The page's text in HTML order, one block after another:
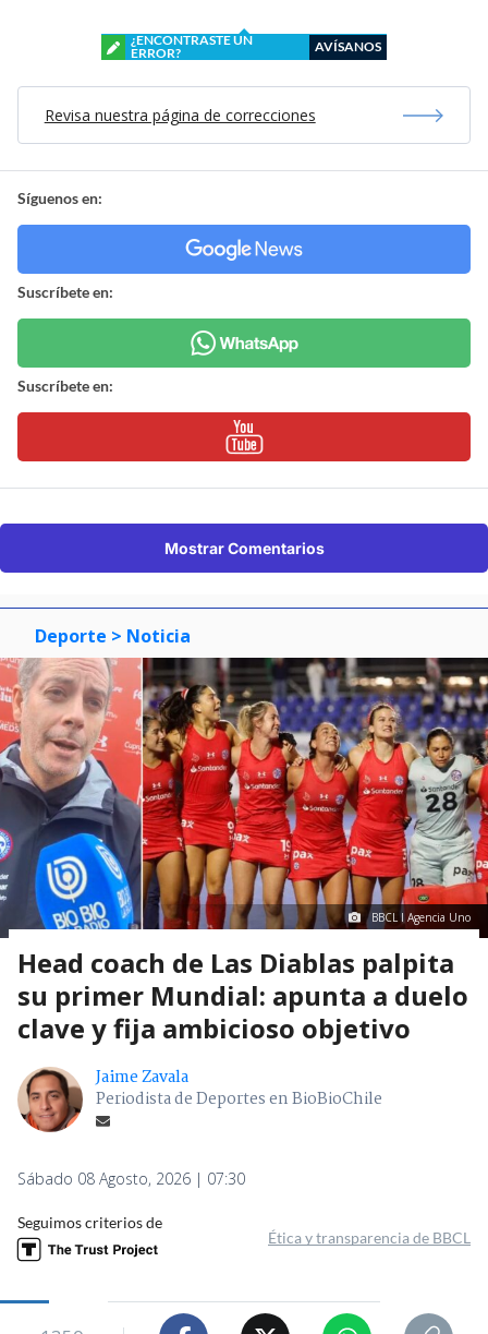
¿ENCONTRASTE UN
ERROR?
AVÍSANOS
Revisa nuestra página de correcciones
Síguenos en:
Suscríbete en:
Suscríbete en:
Mostrar Comentarios
Deporte > Noticia
BBCL I Agencia Uno
Head coach de Las Diablas palpita
su primer Mundial: apunta a duelo
clave y fija ambicioso objetivo
Jaime Zavala
Periodista de Deportes en BioBioChile
Sábado 08 Agosto, 2026 | 07:30
Seguimos criterios de
Ética y transparencia de BBCL